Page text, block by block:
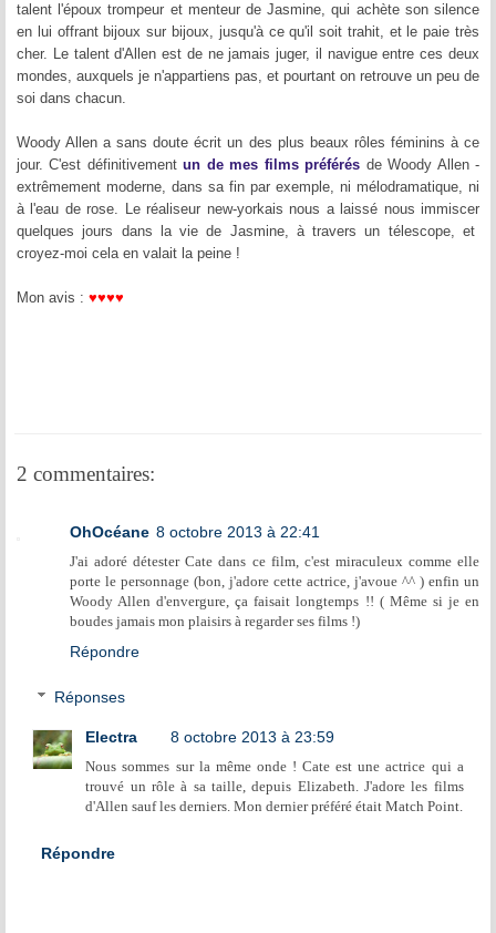
talent l'époux trompeur et menteur de Jasmine, qui achète son silence
en lui offrant bijoux sur bijoux, jusqu'à ce qu'il soit trahit, et le paie très
cher. Le talent d'Allen est de ne jamais juger, il navigue entre ces deux
mondes, auxquels je n'appartiens pas, et pourtant on retrouve un peu de
soi dans chacun.
Woody Allen a sans doute écrit un des plus beaux rôles féminins à ce
jour. C'est définitivementun de mes films préférés de Woody Allen -
extrêmement moderne, dans sa fin par exemple, ni mélodramatique, ni
à l'eau de rose. Le réaliseur new-yorkais nous a laissé nous immiscer
quelques jours dans la vie de Jasmine, à travers un télescope, et
croyez-moi cela en valait la peine !
Mon avis : ♥♥♥♥
2 commentaires:
OhOcéane 8 octobre 2013 à 22:41
J'ai adoré détester Cate dans ce film, c'est miraculeux comme elle
porte le personnage (bon, j'adore cette actrice, j'avoue ^^ ) enfin un
Woody Allen d'envergure, ça faisait longtemps !! ( Même si je en
boudes jamais mon plaisirs à regarder ses films !)
Répondre
Réponses
Electra 8 octobre 2013 à 23:59
Nous sommes sur la même onde ! Cate est une actrice qui a
trouvé un rôle à sa taille, depuis Elizabeth. J'adore les films
d'Allen sauf les derniers. Mon dernier préféré était Match Point.
Répondre